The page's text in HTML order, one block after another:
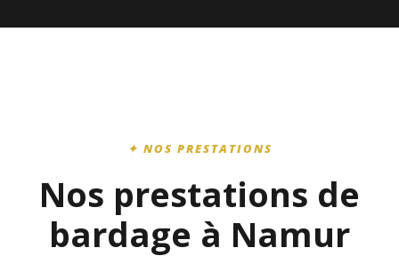
✦ NOS PRESTATIONS
Nos prestations de
bardage à Namur